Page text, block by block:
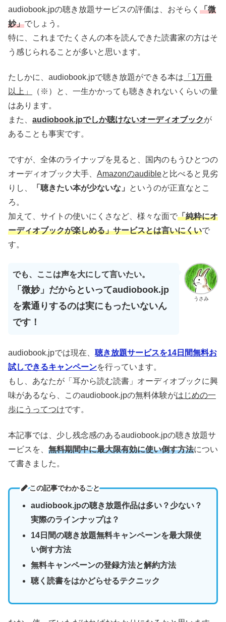
audiobook.jpの聴き放題サービスの評価は、おそらく 「微
妙」でしょう。
特に、これまでたくさんの本を読んできた読書家の方はそ
う感じられることが多いと思います。
たしかに、audiobook.jpで聴き放題ができる本は 「1万冊
以上」
（※）と、一生かかっても聴ききれないくらいの量
はあります。
また、 audiobook.jpでしか聴けないオーディオブックが
あることも事実です。
ですが、全体のライナップを見ると、国内のもうひとつの
オーディオブック大手、 Amazonのaudibleと比べると見劣
りし、
「聴きたい本が少ないな」
というのが正直なとこ
ろ。
加えて、サイトの使いにくさなど、様々な面で「純粋にオ
ーディオブックが楽しめる」サービスとは言いにくいで
す。
うさみ
でも、ここは声を大にして言いたい。
「微妙」だからといってaudiobook.jp
を素通りするのは実にもったいないん
です！
audiobook.jpでは現在、 聴き放題サービスを14日間無料お
試しできるキャンペーンを行っています。
もし、あなたが「耳から読む読書」オーディオブックに興
味があるなら、このaudiobook.jpの無料体験がはじめの一
歩にうってつけです。
本記事では、少し残念感のあるaudiobook.jpの聴き放題サ
ービスを、 無料期間中に最大限有効に使い倒す方法につい
て書きました。
この記事でわかること
audiobook.jpの聴き放題作品は多い？少ない？
実際のラインナップは？
14日間の聴き放題無料キャンペーンを最大限使
い倒す方法
無料キャンペーンの登録方法と解約方法
聴く読書をはかどらせるテクニック